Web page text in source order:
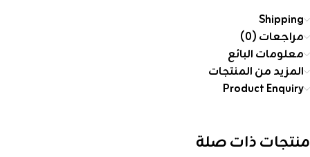
Shipping
مراجعات (0)
معلومات البائع
المزيد من المنتجات
Product Enquiry
منتجات ذات صلة